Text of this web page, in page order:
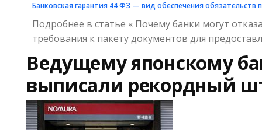
Банковская гарантия 44 ФЗ — вид обеспечения обязательств
Подробнее в статье « Почему банки могут
требования к пакету документов для
Ведущему японскому
выписали рекордный